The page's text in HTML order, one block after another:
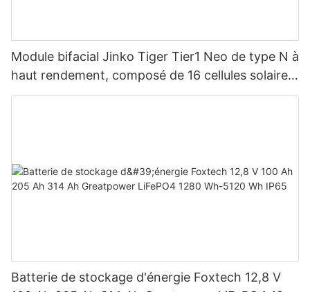
Module bifacial Jinko Tiger Tier1 Neo de type N à
haut rendement, composé de 16 cellules solaires
BB, pour des puissances de 590 W, 620 W, 630
Batterie de stockage d'énergie Foxtech 12,8 V